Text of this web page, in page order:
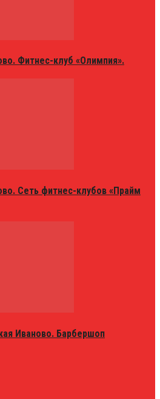
Фитнес-клуб «Олимпия».
Сеть фитнес-клубов «Прайм
Иваново. Барбершоп